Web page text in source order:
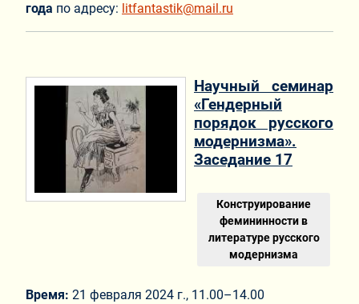
года по адресу: litfantastik@mail.ru
Научный семинар
«Гендерный
порядок русского
модернизма».
Заседание 17
Конструирование
фемининности в
литературе русского
модернизма
Время: 21 февраля 2024 г., 11.00–14.00